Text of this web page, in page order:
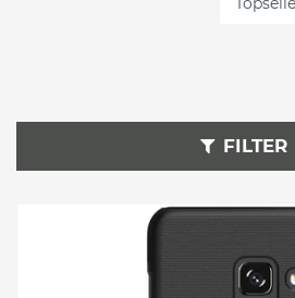
FILTER